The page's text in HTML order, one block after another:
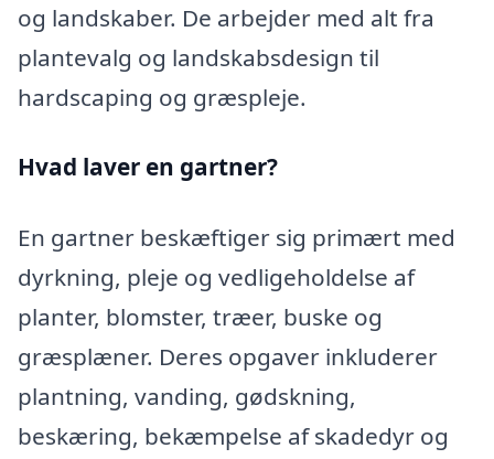
og landskaber. De arbejder med alt fra
plantevalg og landskabsdesign til
hardscaping og græspleje.
Hvad laver en gartner?
En gartner beskæftiger sig primært med
dyrkning, pleje og vedligeholdelse af
planter, blomster, træer, buske og
græsplæner. Deres opgaver inkluderer
plantning, vanding, gødskning,
beskæring, bekæmpelse af skadedyr og